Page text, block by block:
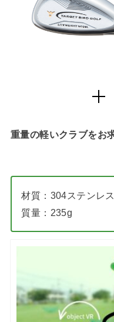
重量の軽いクラブをお
材質：304ステンレス
質量：235g